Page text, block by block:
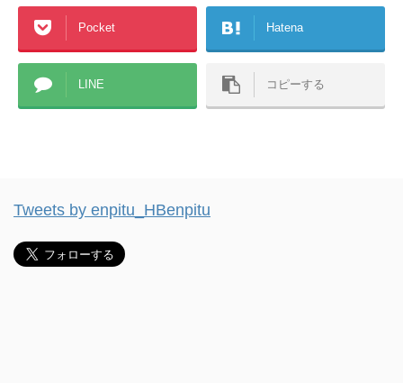
Pocket Hatena
LINE コピーする
Tweets by enpitu_HBenpitu